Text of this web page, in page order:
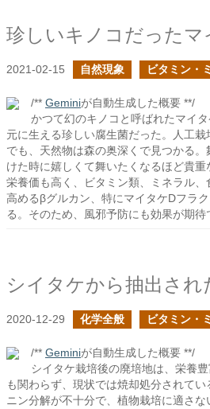
珍しいキノコだったマ
2021-02-15 自然現象 ビタミン・
/** Geminiが自動生成した概要 **/
かつて幻のキノコと呼ばれたマイ
元に生える珍しい腐生菌だった。人工
でも、天然物は森の奥深くで見つかる
けた時に嬉しくて舞いたくなるほど貴重
栄養価も高く、ビタミン類、ミネラル
高めるβグルカン、特にマイタケDフラ
る。そのため、風邪予防にも効果が期待
シイタケから抽出され
2020-12-29 化学全般 ビタミン・
/** Geminiが自動生成した概要 **/
シイタケ栽培後の廃培地は、栄養
も関わらず、現状では焼却処分されて
ニン分解が不十分で、植物栽培に適さ